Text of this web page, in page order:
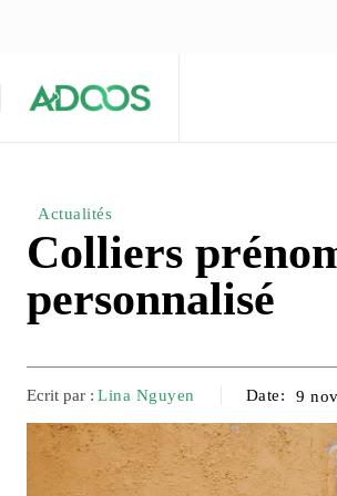
Actualités
Colliers
personnalisé
Ecrit par : Lina Nguyen Date: 9